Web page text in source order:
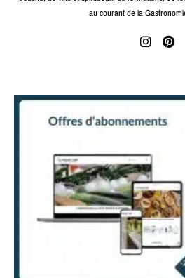
au courant de la